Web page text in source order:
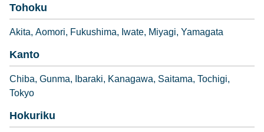
Tohoku
Akita Aomori Fukushima Iwate Miyagi Yamagata
Kanto
Chiba Gunma Ibaraki Kanagawa Saitama Tochigi
Tokyo
Hokuriku